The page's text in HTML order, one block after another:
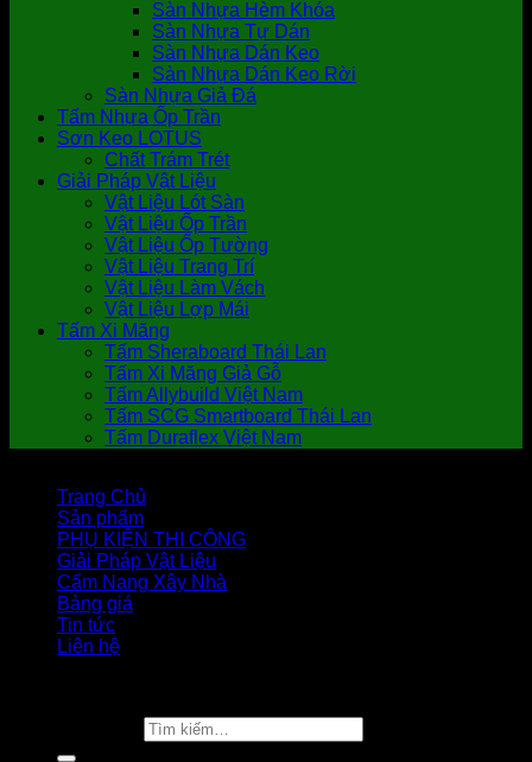
Sàn Nhựa Hèm Khóa
Sàn Nhựa Tự Dán
Sàn Nhựa Dán Keo
Sàn Nhựa Dán Keo Rời
Sàn Nhựa Giả Đá
Tấm Nhựa Ốp Trần
Sơn Keo LOTUS
Chất Trám Trét
Giải Pháp Vật Liệu
Vật Liệu Lót Sàn
Vật Liệu Ốp Trần
Vật Liệu Ốp Tường
Vật Liệu Trang Trí
Vật Liệu Làm Vách
Vật Liệu Lợp Mái
Tấm Xi Măng
Tấm Sheraboard Thái Lan
Tấm Xi Măng Giả Gỗ
Tấm Allybuild Việt Nam
Tấm SCG Smartboard Thái Lan
Tấm Duraflex Việt Nam
Trang Chủ
Sản phẩm
PHỤ KIỆN THI CÔNG
Giải Pháp Vật Liệu
Cẩm Nang Xây Nhà
Bảng giá
Tin tức
Liên hệ